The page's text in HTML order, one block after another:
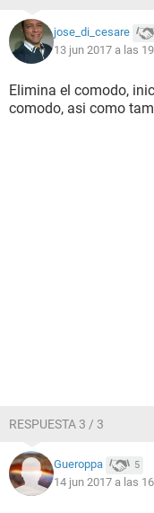
jose_di_cesare
13 jun 2017 a las
Elimina el comodo,
comodo, asi como
RESPUESTA 3 / 3
Gueroppa 5
14 jun 2017 a las